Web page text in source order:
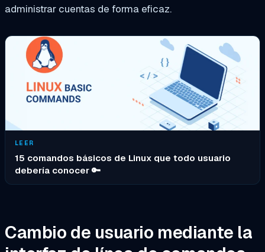
administrar cuentas de forma eficaz.
LEER
15 comandos básicos de Linux que todo usuario
debería conocer 🔑
Cambio de usuario mediante la